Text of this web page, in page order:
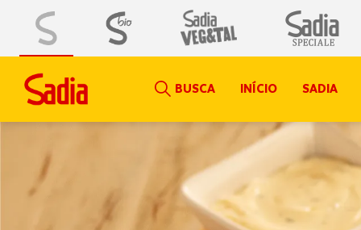
BUSCA INÍCIO SADIA